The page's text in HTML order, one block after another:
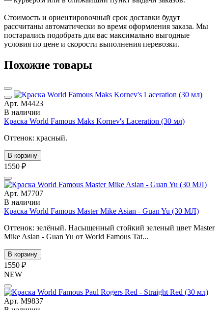
Стоимость и ориентировочный срок доставки будут
рассчитаны автоматически во время оформления заказа. Мы
постарались подобрать для вас максимально выгодные
условия по цене и скорости выполнения перевозки.
Похожие товары
Арт. М4423
В наличии
Краска World Famous Maks Kornev's Laceration (30 мл)
Оттенок: красный.
В корзину
1550 ₽
Арт. М7707
В наличии
Краска World Famous Master Mike Asian - Guan Yu (30 МЛ)
Оттенок: зелёный. Насыщенный стойкий зеленый цвет Master
Mike Asian - Guan Yu от World Famous Tat...
В корзину
1550 ₽
NEW
Арт. М9837